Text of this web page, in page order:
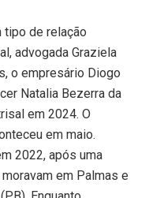
tipo de relação
advogada Graziela
o empresário Diogo
Natalia Bezerra da
em 2024. O
em maio.
2022, após uma
em Palmas e